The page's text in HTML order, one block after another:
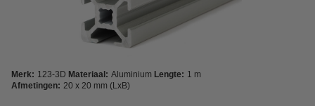
Merk: 123-3D Materiaal: Aluminium Lengte: 1 m
Afmetingen: 20 x 20 mm (LxB)